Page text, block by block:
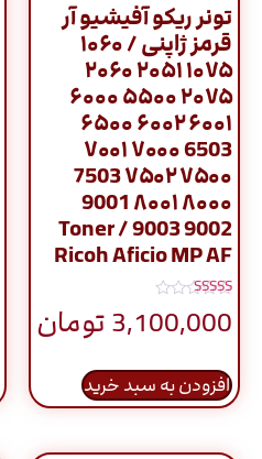
تونر ریکو آفیشیو آر
قرمز ژاپنی / ۱۰۶۰
۱۰۷۵ ۲۰۵۱ ۲۰۶۰
۲۰۷۵ ۵۵۰۰ ۶۰۰۰
۶۰۰۱ ۶۰۰۲ ۶۵۰۰
6503 ۷۰۰۰ ۷۰۰۱
۷۵۰۰ ۷۵۰۲ 7503
۸۰۰۰ ۸۰۰۱ 9001
9002 9003 / Toner
Ricoh Aficio MP AF
نمره
5.00
از 5
3,100,000تومان
افزودن به سبد خرید